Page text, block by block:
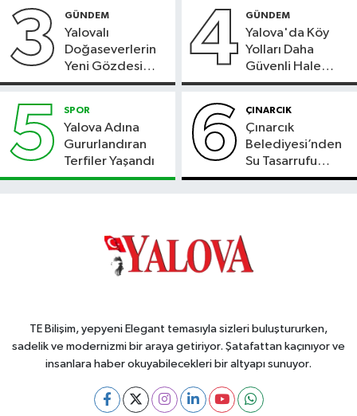
3 GÜNDEM
Yalovalı
Doğaseverlerin
Yeni Gözdesi
Bolu'daki Meyve
4 GÜNDEM
Yalova'da Köy
Yolları Daha
Güvenli Hale
Geliyor
5 SPOR
Yalova Adına
Gururlandıran
Terfiler Yaşandı
6 ÇINARCIK
Çınarcık
Belediyesi’nden
Su Tasarrufu
Çağrısı
TE Bilişim, yepyeni Elegant temasıyla sizleri buluştururken,
sadelik ve modernizmi bir araya getiriyor. Şatafattan kaçınıyor ve
insanlara haber okuyabilecekleri bir altyapı sunuyor.